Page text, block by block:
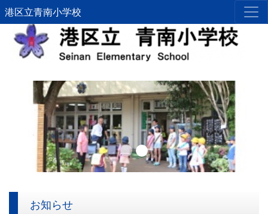
港区立青南小学校
Previous
お知らせ